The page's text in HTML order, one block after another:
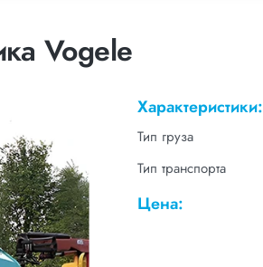
Vogele
Характеристики:
Тип груза
Тип транспорта
Цена: